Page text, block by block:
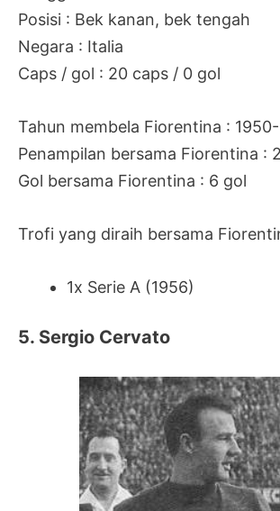
Posisi : Bek kanan, bek tengah
Negara : Italia
Caps / gol : 20 caps / 0 gol
Tahun membela Fiorentina :
Penampilan bersama Fiorentina :
Gol bersama Fiorentina : 6 gol
Trofi yang diraih bersama
1x Serie A (1956)
5. Sergio Cervato